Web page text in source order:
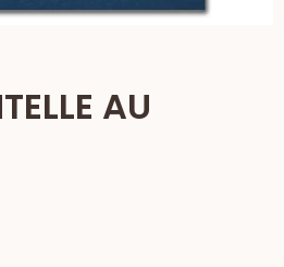
AU